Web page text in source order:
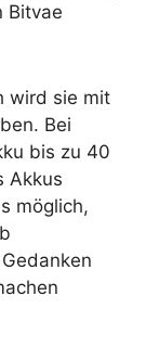
Bitvae
wird sie mit
Bei
bis zu 40
Akkus
möglich,